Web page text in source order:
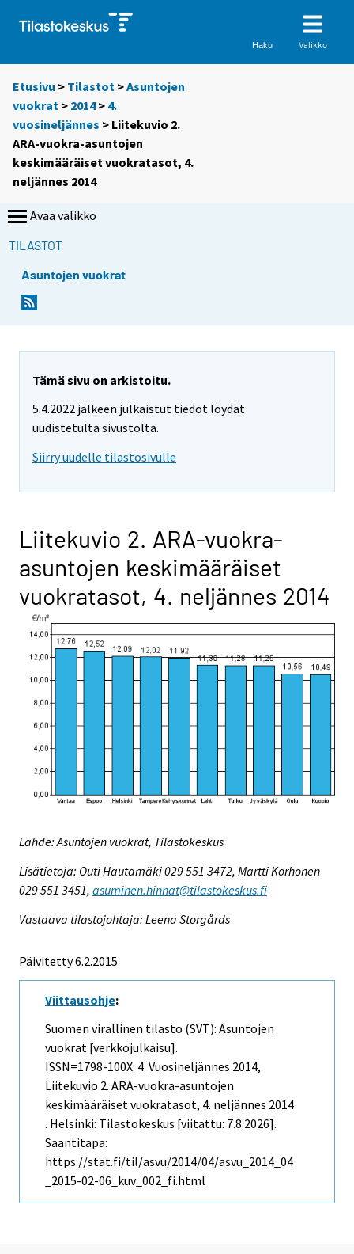
Haku Valikko
Etusivu > Tilastot >Asuntojen
vuokrat > 2014> 4.
vuosineljännes > Liitekuvio 2.
ARA-vuokra-asuntojen
keskimääräiset vuokratasot, 4.
neljännes 2014
Avaa valikko
TILASTOT
Asuntojen vuokrat
Tämä sivu on arkistoitu.
5.4.2022 jälkeen julkaistut tiedot löydät
uudistetulta sivustolta.
Siirry uudelle tilastosivulle
Liitekuvio 2. ARA-vuokra-
asuntojen keskimääräiset
vuokratasot, 4. neljännes 2014
Lähde: Asuntojen vuokrat, Tilastokeskus
Lisätietoja: Outi Hautamäki 029 551 3472, Martti Korhonen
029 551 3451, asuminen.hinnat@tilastokeskus.fi
Vastaava tilastojohtaja: Leena Storgårds
Päivitetty 6.2.2015
Viittausohje:
Suomen virallinen tilasto (SVT): Asuntojen
vuokrat [verkkojulkaisu].
ISSN=1798-100X. 4. Vuosineljännes 2014,
Liitekuvio 2. ARA-vuokra-asuntojen
keskimääräiset vuokratasot, 4. neljännes 2014
. Helsinki: Tilastokeskus [viitattu: 7.8.2026].
Saantitapa:
https://stat.fi/til/asvu/2014/04/asvu_2014_04
_2015-02-06_kuv_002_fi.html